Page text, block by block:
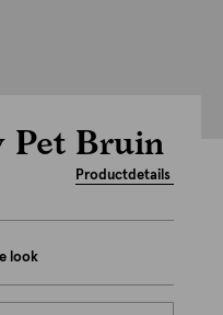
Pet Bruin
Productdetails
look